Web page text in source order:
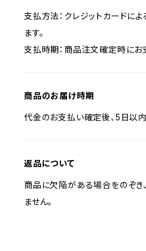
支払方法：クレジットカードに
ます。
支払時期：商品注文確定時にお
商品のお届け時期
代金のお支払い確定後、5日以内
返品について
商品に欠陥がある場合をのぞき
ません。